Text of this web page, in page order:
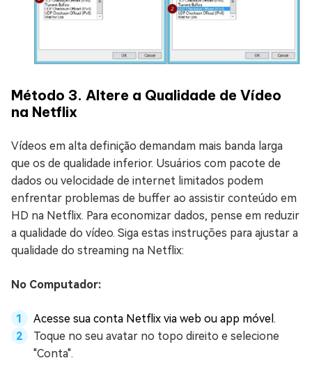
Método 3. Altere a Qualidade de Vídeo
na Netflix
Vídeos em alta definição demandam mais banda larga
que os de qualidade inferior. Usuários com pacote de
dados ou velocidade de internet limitados podem
enfrentar problemas de buffer ao assistir conteúdo em
HD na Netflix. Para economizar dados, pense em reduzir
a qualidade do vídeo. Siga estas instruções para ajustar a
qualidade do streaming na Netflix:
No Computador:
Acesse sua conta Netflix via web ou app móvel.
Toque no seu avatar no topo direito e selecione
"Conta".